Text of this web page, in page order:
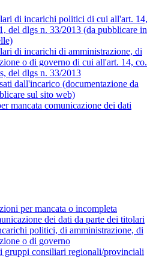
di incarichi politici di cui all'art. 14,
del dlgs n. 33/2013 (da pubblicare in
di incarichi di amministrazione, di
o di governo di cui all'art. 14, co.
del dlgs n. 33/2013
dall'incarico (documentazione da
sul sito web)
mancata comunicazione dei dati
per mancata o incompleta
dei dati da parte dei titolari
politici, di amministrazione, di
o di governo
gruppi consiliari regionali/provinciali